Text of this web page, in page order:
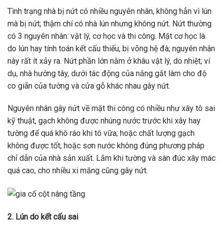
Tình trạng nhà bị nứt có nhiều nguyên nhân, không hẳn vì lún
mà bị nứt; thậm chí có nhà lún nhưng không nứt. Nứt thường
có 3 nguyên nhân: vật lý, cơ học và thi công. Mặt cơ học là
do lún hay tính toán kết cấu thiếu, bị võng hệ đà; nguyên nhân
này rất ít xảy ra. Nứt phần lớn nằm ở khâu vật lý, do nhiệt; ví
dụ, nhà hướng tây, dưới tác động của nắng gắt làm cho độ
co giãn của tường và cửa gỗ khác nhau gây nứt.
Nguyên nhân gây nứt về mặt thi công có nhiều như xây tô sai
kỹ thuật, gạch không được nhúng nước trước khi xây hay
tường để quá khô ráo khi tô vữa; hoặc chất lượng gạch
không được tốt; hoặc sơn nước không đúng phương pháp
chỉ dẫn của nhà sản xuất. Lắm khi tường và sàn đúc xây mác
quá cao, cho nhiều xi măng cũng gây nứt.
2. Lún do kết cấu sai